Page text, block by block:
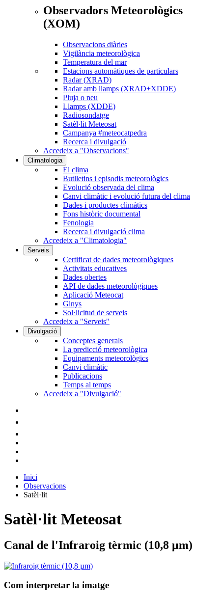
Observadors Meteorològics
(XOM)
Observacions diàries
Vigilància meteorològica
Temperatura del mar
Estacions automàtiques de particulars
Radar (XRAD)
Radar amb llamps (XRAD+XDDE)
Pluja o neu
Llamps (XDDE)
Radiosondatge
Satèl·lit Meteosat
Campanya #meteocatpedra
Recerca i divulgació
Accedeix a "Observacions"
Climatologia
El clima
Butlletins i episodis meteorològics
Evolució observada del clima
Canvi climàtic i evolució futura del clima
Dades i productes climàtics
Fons històric documental
Fenologia
Recerca i divulgació clima
Accedeix a "Climatologia"
Serveis
Certificat de dades meteorològiques
Activitats educatives
Dades obertes
API de dades meteorològiques
Aplicació Meteocat
Ginys
Sol·licitud de serveis
Accedeix a "Serveis"
Divulgació
Conceptes generals
La predicció meteorològica
Equipaments meteorològics
Canvi climàtic
Publicacions
Temps al temps
Accedeix a "Divulgació"
Inici
Observacions
Satèl·lit
Satèl·lit Meteosat
Canal de l'Infraroig tèrmic (10,8 µm)
Com interpretar la imatge